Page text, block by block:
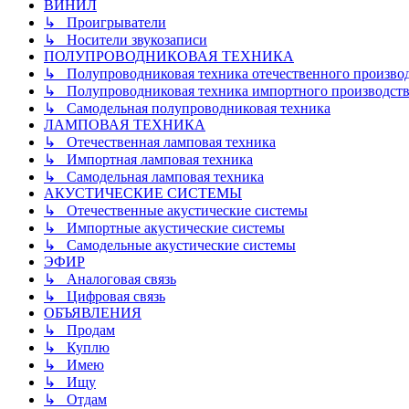
ВИНИЛ
↳ Проигрыватели
↳ Носители звукозаписи
ПОЛУПРОВОДНИКОВАЯ ТЕХНИКА
↳ Полупроводниковая техника отечественного
↳ Полупроводниковая техника импортного
↳ Самодельная полупроводниковая техника
ЛАМПОВАЯ ТЕХНИКА
↳ Отечественная ламповая техника
↳ Импортная ламповая техника
↳ Самодельная ламповая техника
АКУСТИЧЕСКИЕ СИСТЕМЫ
↳ Отечественные акустические системы
↳ Импортные акустические системы
↳ Самодельные акустические системы
ЭФИР
↳ Аналоговая связь
↳ Цифровая связь
ОБЪЯВЛЕНИЯ
↳ Продам
↳ Куплю
↳ Имею
↳ Ищу
↳ Отдам